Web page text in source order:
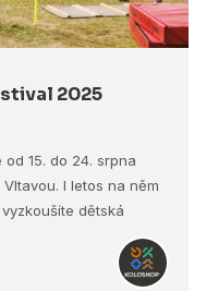
2025
15. do 24. srpna
I letos na něm
dětská